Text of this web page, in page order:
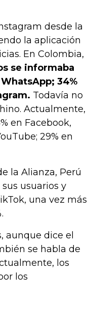
desde la
la aplicación
En Colombia,
se informaba
34%
Todavía no
Actualmente,
en Facebook,
29% en
la Alianza, Perú
usuarios y
una vez más
aunque dice el
se habla de
los
los